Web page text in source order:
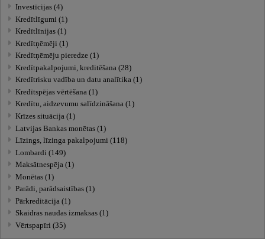
Investīcijas (4)
Kredītlīgumi (1)
Kredītlīnijas (1)
Kredītņēmēji (1)
Kredītņēmēju pieredze (1)
Kredītpakalpojumi, kreditēšana (28)
Kredītrisku vadība un datu analītika (1)
Kredītspējas vērtēšana (1)
Kredītu, aidzevumu salīdzināšana (1)
Krīzes situācija (1)
Latvijas Bankas monētas (1)
Līzings, līzinga pakalpojumi (118)
Lombardi (149)
Maksātnespēja (1)
Monētas (1)
Parādi, parādsaistības (1)
Pārkreditācija (1)
Skaidras naudas izmaksas (1)
Vērtspapīri (35)